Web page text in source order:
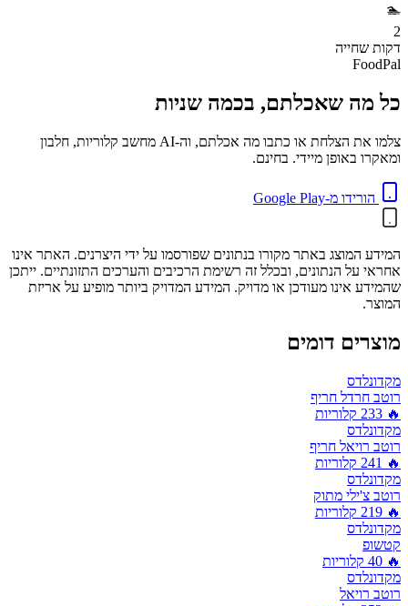
🏊
2
דקות שחייה
FoodPal
כל מה שאכלתם, בכמה שניות
צלמו את הצלחת או כתבו מה אכלתם, וה-AI מחשב קלוריות, חלבון
ומאקרו באופן מיידי. בחינם.
הורידו מ-Google Play
המידע המוצג באתר מקורו בנתונים שפורסמו על ידי היצרנים. האתר אינו
אחראי על הנתונים, ובכלל זה רשימת הרכיבים והערכים התזונתיים. ייתכן
שהמידע אינו מעודכן או מדויק. המידע המדויק ביותר מופיע על אריזת
המוצר.
מוצרים דומים
מקדונלדס
רוטב חרדל חריף
🔥
233 קלוריות
מקדונלדס
רוטב רויאל חריף
🔥
241 קלוריות
מקדונלדס
רוטב צ'ילי מתוק
🔥
219 קלוריות
מקדונלדס
קטשופ
🔥
40 קלוריות
מקדונלדס
רוטב רויאל